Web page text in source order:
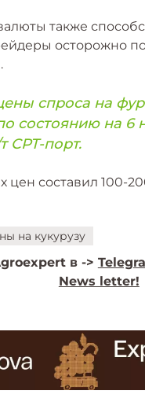
также
осторожно
спроса на
состоянию на 6
CPT-порт.
составил 100-
на кукурузу
в ->
News letter!